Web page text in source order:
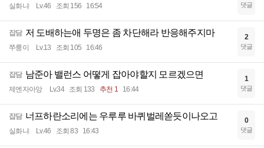
실화냐 Lv.46 조회 156 16:54 댓글
잡담 저 도배하는애 두명은 좀 차단해라 반응해주지마
쭈룽이 Lv.13 조회 105 16:46
2
댓글
잡담 남준아 밸런스 어떻게 잡아야할지 모르겠으면
제엔자아앙 Lv.34 조회 133 추천 1 16:44
1
댓글
잡담 너프하란소리에는 우루루 바퀴벌레쏟듯이나오고
실화냐 Lv.46 조회 83 16:43
0
댓글